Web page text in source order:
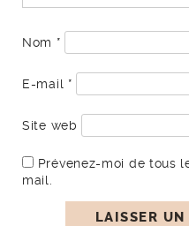
Nom *
E-mail *
Site web
Prévenez-moi de tous
mail.